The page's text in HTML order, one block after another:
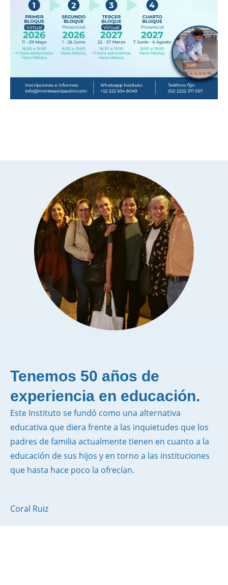
Tenemos 50 años de
experiencia en educación.
Este Instituto se fundó como una alternativa
educativa que diera frente a las inquietudes que los
padres de familia actualmente tienen en cuanto a la
educación de sus hijos y en torno a las instituciones
que hasta hace poco la ofrecían.
Coral Ruiz